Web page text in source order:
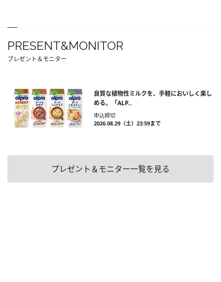
PRESENT&MONITOR
プレゼント＆モニター
良質な植物性ミルクを、手軽においしく楽し
める。「ALP...
申込締切
2026.08.29（土）23:59まで
プレゼント＆モニター一覧を見る